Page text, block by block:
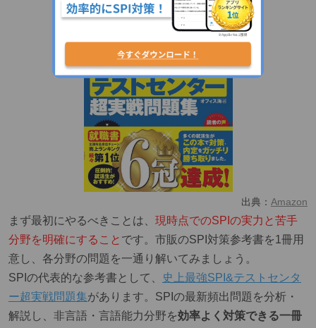
出典： Amazon
まず最初にやるべきことは、 現時点でのSPIの実力と苦手
分野を明確にすること です。市販のSPI対策参考書を1冊用
意し、各分野の問題を一通り解いてみましょう。
SPIの代表的な参考書として、
史上最強SPI&テストセンタ
ー超実戦問題集があります。SPIの最新頻出問題を分析・
解説し、非言語・言語能力分野を効率よく対策できる一冊